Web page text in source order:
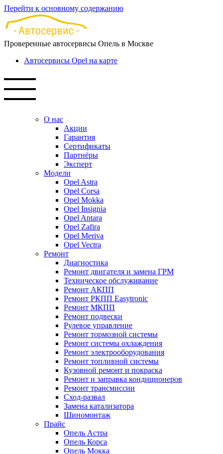
Перейти к основному содержанию
Проверенные автосервисы Опель в Москве
Автосервисы Opel на карте
О нас
Акции
Гарантия
Сертификаты
Партнёры
Эксперт
Модели
Opel Astra
Opel Corsa
Opel Mokka
Opel Insignia
Opel Antara
Opel Zafira
Opel Meriva
Opel Vectra
Ремонт
Диагностика
Ремонт двигателя и замена ГРМ
Техническое обслуживание
Ремонт АКПП
Ремонт РКПП Easytronic
Ремонт МКПП
Ремонт подвески
Рулевое управление
Ремонт тормозной системы
Ремонт системы охлаждения
Ремонт электрооборудования
Ремонт топливной системы
Кузовной ремонт и покраска
Ремонт и заправка кондиционеров
Ремонт трансмиссии
Сход-развал
Замена катализатора
Шиномонтаж
Прайс
Опель Астра
Опель Корса
Опель Мокка